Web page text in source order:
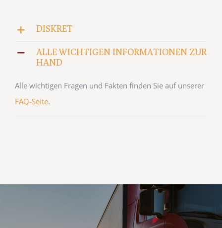
DISKRET
ALLE WICHTIGEN INFORMATIONEN ZUR
HAND
Alle wichtigen Fragen und Fakten finden Sie auf unserer
FAQ-Seite.